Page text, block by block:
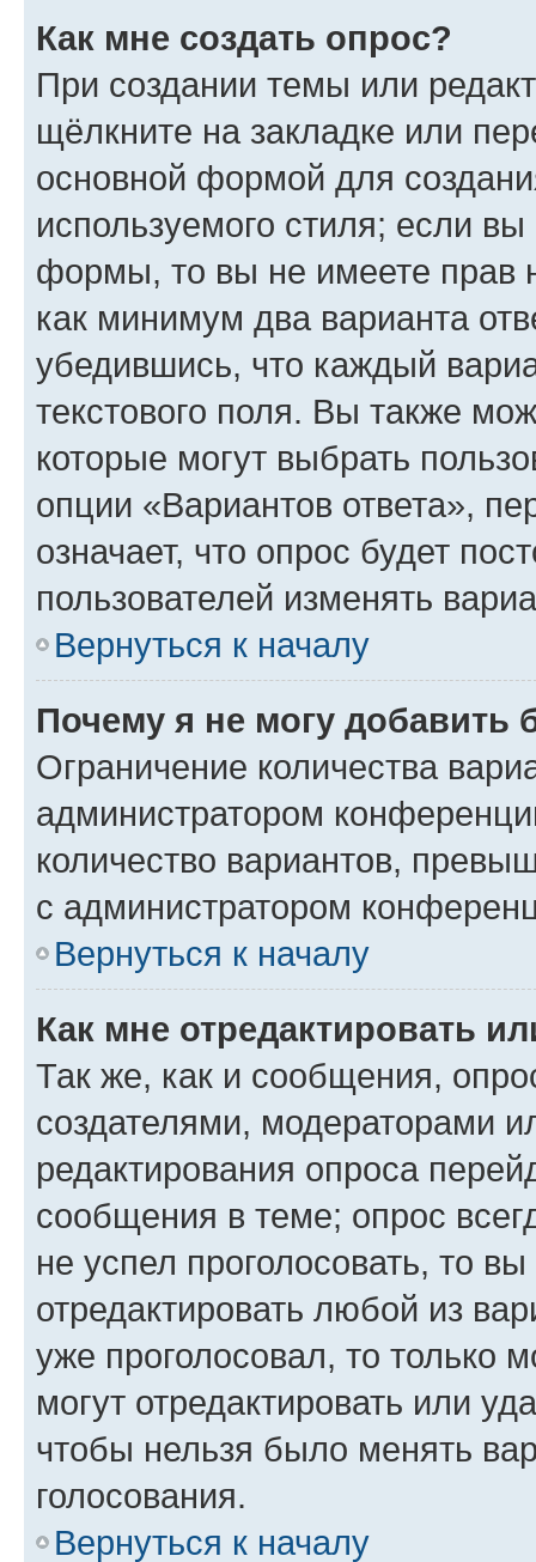
Как мне создать опрос?
При создании темы или
щёлкните на закладке или
основной формой для
используемого стиля; если
формы, то вы не имеете прав
как минимум два варианта
убедившись, что каждый
текстового поля. Вы также
которые могут выбрать
опции «Вариантов ответа»,
означает, что опрос будет
пользователей изменять
Вернуться к началу
Почему я не могу добавить
Ограничение количества
администратором
количество вариантов,
с администратором
Вернуться к началу
Как мне отредактировать
Так же, как и сообщения,
создателями, модераторами
редактирования опроса
сообщения в теме; опрос
не успел проголосовать, то
отредактировать любой из
уже проголосовал, то только
могут отредактировать или
чтобы нельзя было менять
голосования.
Вернуться к началу